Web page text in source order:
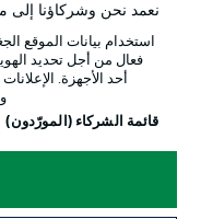
© 2026 Bundesliga-Gruppe GmbH
نعمد نحن وشركاؤنا إلى
استخدام بيانات الموقع
فعال من أجل تحديد
أحد الأجهزة.
قائمة الشركاء (المورّدون)